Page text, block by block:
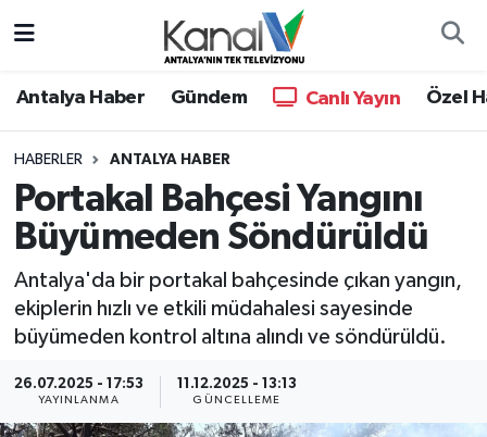
Antalya Haber Gündem Canlı Yayın Özel
HABERLER ANTALYA HABER
Portakal Bahçesi Yangını
Büyümeden Söndürüldü
Antalya'da bir portakal bahçesinde çıkan yangın,
ekiplerin hızlı ve etkili müdahalesi sayesinde
büyümeden kontrol altına alındı ve söndürüldü.
26.07.2025 - 17:53
YAYINLANMA
11.12.2025 - 13:13
GÜNCELLEME
Antalya Haber
Dünya
Eğitim
Ekonomi
Hava Durumu
Trafik Durumu
Süper Lig Puan Durumu ve Fikstür
Tüm Manşetler